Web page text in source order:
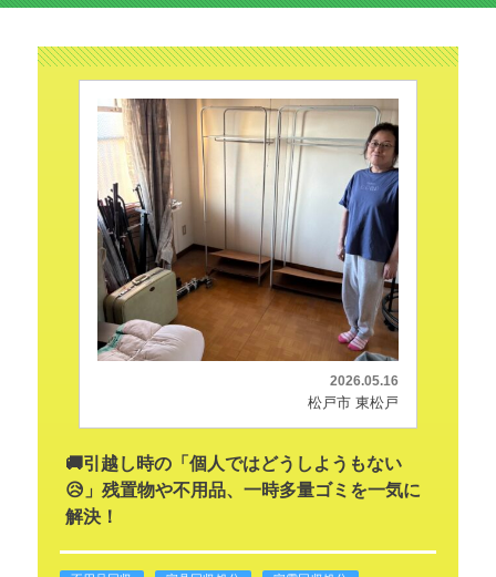
2026.05.16
松戸市 東松戸
🚚引越し時の「個人ではどうしようもない
😥」残置物や不用品、一時多量ゴミを一気に
解決！